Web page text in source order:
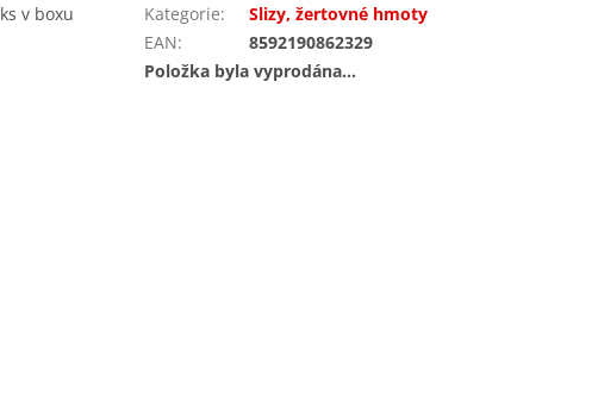
v boxu
Kategorie:
Slizy, žertovné hmoty
EAN:
8592190862329
Položka byla vyprodána…